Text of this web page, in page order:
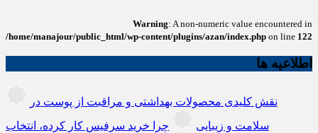
Warning: A non-numeric value encountered in
/home/manajour/public_html/wp-content/plugins/azan/index.php on line 122
اطلاعیه ها
نقش کلیدی محصولات بهداشتی و مراقبت از پوست در
سلامت و زیبایی
چرا خرید سرفیس کار کرده، انتخاب